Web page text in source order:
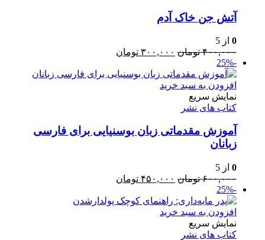
آتش جن خاک آدم
0 از 5
۴۰۰,۰۰۰ تومان قیمت
۴۰۰,۰۰۰ تومان
بود.
۳۰۰,۰۰۰ تومان
۳۰۰,۰۰۰ تومان.
-25%
افزودن به سبد خرید
نمایش سریع
کتاب های نشر
آموزش مقدماتی زبان بوسنیایی برای فارسی
زبانان
0 از 5
۶۰۰,۰۰۰ تومان قیمت
۶۰۰,۰۰۰ تومان
بود.
۴۵۰,۰۰۰ تومان
۴۵۰,۰۰۰ تومان.
-25%
افزودن به سبد خرید
نمایش سریع
کتاب های نشر